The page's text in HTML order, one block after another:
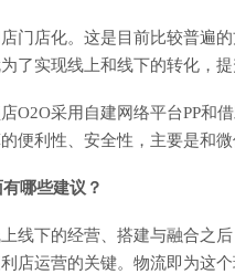
店化。这是目前比较普遍的
了实现线上和线下的转化，
采用自建网络平台PP和
便利性、安全性，主要是和微
哪些建议？
下的经营、搭建与融合之后
店运营的关键。物流即为这